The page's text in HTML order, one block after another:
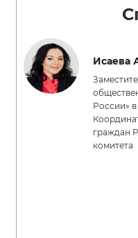
Исаева
России»
граждан
комитета